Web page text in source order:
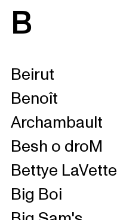
B
Beirut
Benoît
Archambault
Besh o droM
Bettye LaVette
Big Boi